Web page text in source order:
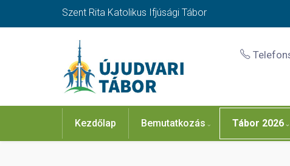
Szent Rita Katolikus Ifjúsági Tábor
Kezdőlap Bemutatkozás Tábor 2026